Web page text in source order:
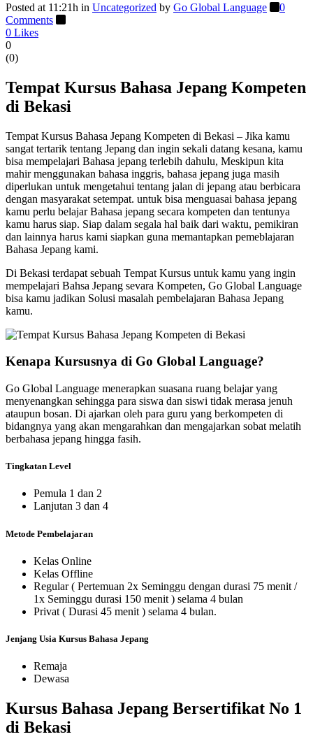
Posted at 11:21h in Uncategorized by Go Global Language
0
Comments
0 Likes
0
(0)
Tempat Kursus Bahasa Jepang Kompeten
di Bekasi
Tempat Kursus Bahasa Jepang Kompeten di Bekasi – Jika kamu
sangat tertarik tentang Jepang dan ingin sekali datang kesana, kamu
bisa mempelajari Bahasa jepang terlebih dahulu, Meskipun kita
mahir menggunakan bahasa inggris, bahasa jepang juga masih
diperlukan untuk mengetahui tentang jalan di jepang atau berbicara
dengan masyarakat setempat. untuk bisa menguasai bahasa jepang
kamu perlu belajar Bahasa jepang secara kompeten dan tentunya
kamu harus siap. Siap dalam segala hal baik dari waktu, pemikiran
dan lainnya harus kami siapkan guna memantapkan pemeblajaran
Bahasa Jepang kami.
Di Bekasi terdapat sebuah Tempat Kursus untuk kamu yang ingin
mempelajari Bahsa Jepang sevara Kompeten, Go Global Language
bisa kamu jadikan Solusi masalah pembelajaran Bahasa Jepang
kamu.
Kenapa Kursusnya di Go Global Language?
Go Global Language menerapkan suasana ruang belajar yang
menyenangkan sehingga para siswa dan siswi tidak merasa jenuh
ataupun bosan. Di ajarkan oleh para guru yang berkompeten di
bidangnya yang akan mengarahkan dan mengajarkan sobat melatih
berbahasa jepang hingga fasih.
Tingkatan Level
Pemula 1 dan 2
Lanjutan 3 dan 4
Metode Pembelajaran
Kelas Online
Kelas Offline
Regular ( Pertemuan 2x Seminggu dengan durasi 75 menit /
1x Seminggu durasi 150 menit ) selama 4 bulan
Privat ( Durasi 45 menit ) selama 4 bulan.
Jenjang Usia Kursus Bahasa Jepang
Remaja
Dewasa
Kursus Bahasa Jepang Bersertifikat No 1
di Bekasi